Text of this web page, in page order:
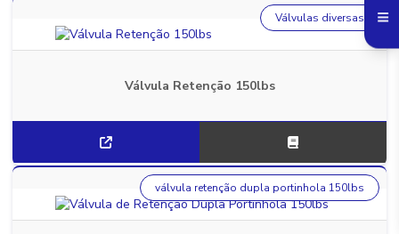
Válvula Retenção 150lbs
Válvulas diversas
válvula retenção dupla portinhola 150lbs